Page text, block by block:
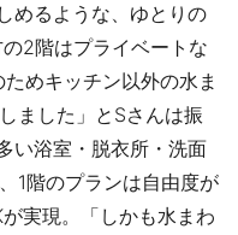
めるような、ゆとりの
2階はプライベートな
めキッチン以外の水ま
ました」とSさんは振
い浴室・脱衣所・洗面
1階のプランは自由度が
実現。「しかも水まわ